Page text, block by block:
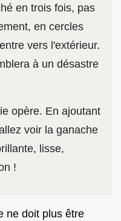
en trois fois, pas
en cercles
vers l'extérieur.
à un désastre
opère. En ajoutant
voir la ganache
lisse,
!
ne doit plus être